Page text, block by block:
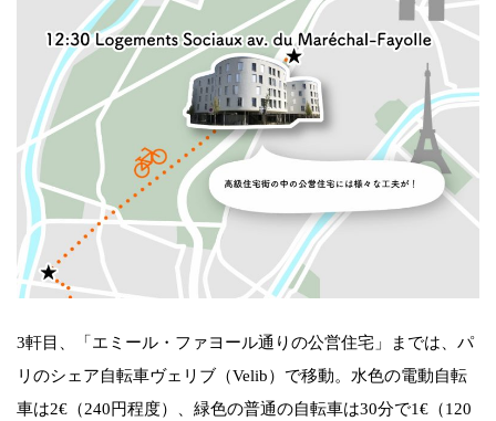
3軒目、「エミール・ファヨール通りの公営住宅」までは、パ
リのシェア自転車ヴェリブ（Velib）で移動。水色の電動自転
車は2€（240円程度）、緑色の普通の自転車は30分で1€（120